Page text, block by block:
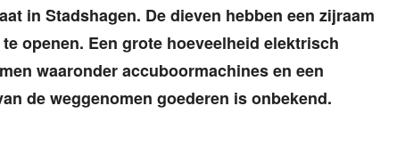
in Stadshagen. De dieven hebben een zijraam
openen. Een grote hoeveelheid elektrisch
waaronder accuboormachines en een
de weggenomen goederen is onbekend.